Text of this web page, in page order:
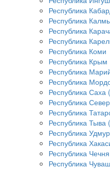
Республика
Республика
Республика
Республика
Республика Коми
Республика Крым
Республика
Республика
Республика Саха
Республика
Республика
Республика Тыва
Республика
Республика
Республика Чечня
Республика